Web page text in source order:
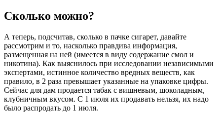
Сколько можно?
А теперь, подсчитав, сколько в пачке сигарет, давайте
рассмотрим и то, насколько правдива информация,
размещенная на ней (имеется в виду содержание смол и
никотина). Как выяснилось при исследовании независимыми
экспертами, истинное количество вредных веществ, как
правило, в 2 раза превышает указанные на упаковке цифры.
Сейчас для дам продается табак с вишневым, шоколадным,
клубничным вкусом. С 1 июля их продавать нельзя, их надо
было распродать до 1 июля.